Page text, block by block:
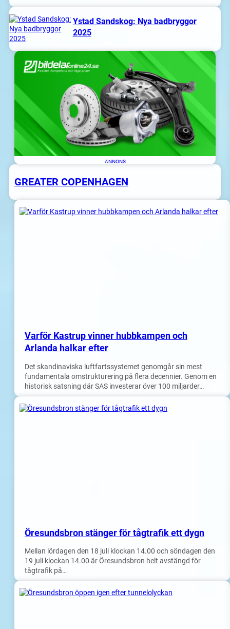
Ystad Sandskog: Nya badbryggor
2025
ANNONS
GREATER COPENHAGEN
Varför Kastrup vinner hubbkampen och
Arlanda halkar efter
Det skandinaviska luftfartssystemet genomgår sin mest
fundamentala omstrukturering på flera decennier. Genom en
historisk satsning där SAS investerar över 100 miljarder…
Öresundsbron stänger för tågtrafik ett dygn
Mellan lördagen den 18 juli klockan 14.00 och söndagen den
19 juli klockan 14.00 är Öresundsbron helt avstängd för
tågtrafik på…